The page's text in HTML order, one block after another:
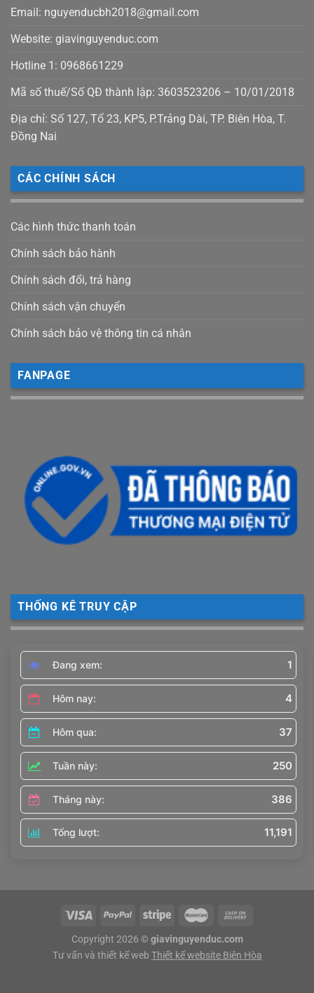
Email: nguyenducbh2018@gmail.com
Website: giavinguyenduc.com
Hotline 1: 0968661229
Mã số thuế/Số QĐ thành lập: 3603523206 – 10/01/2018
Địa chỉ: Số 127, Tổ 23, KP5, P.Trảng Dài, TP. Biên Hòa, T.
Đồng Nai
CÁC CHÍNH SÁCH
Các hình thức thanh toán
Chính sách bảo hành
Chính sách đổi, trả hàng
Chính sách vận chuyển
Chính sách bảo vệ thông tin cá nhân
FANPAGE
THỐNG KÊ TRUY CẬP
Đang xem: 1
Hôm nay: 4
Hôm qua: 37
Tuần này: 250
Tháng này: 386
Tổng lượt: 11,191
Copyright 2026 © giavinguyenduc.com
Tư vấn và thiết kế web Thiết kế website Biên Hòa